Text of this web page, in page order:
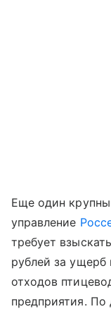
Еще один
управление
требует
рублей за ущерб
отходов
предприятия. По